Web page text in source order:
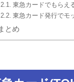
東急カードでもらえ
東急カード発行でモ
とめ